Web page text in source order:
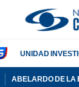
UNIDAD
ABELARDO DE LA